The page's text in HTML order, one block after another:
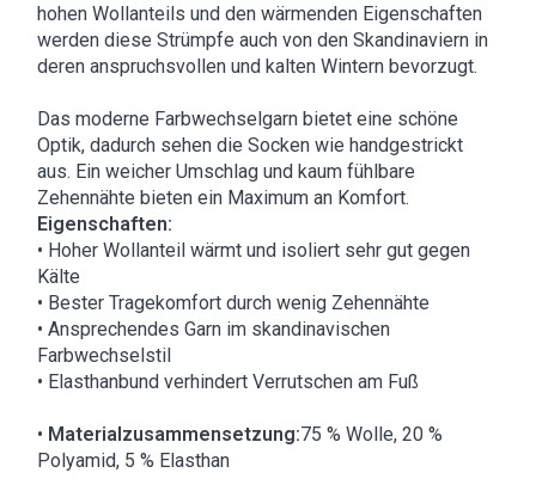
hohen Wollanteils und den wärmenden Eigenschaften
werden diese Strümpfe auch von den Skandinaviern in
deren anspruchsvollen und kalten Wintern bevorzugt.
Das moderne Farbwechselgarn bietet eine schöne
Optik, dadurch sehen die Socken wie handgestrickt
aus. Ein weicher Umschlag und kaum fühlbare
Zehennähte bieten ein Maximum an Komfort.
Eigenschaften:
• Hoher Wollanteil wärmt und isoliert sehr gut gegen
Kälte
• Bester Tragekomfort durch wenig Zehennähte
• Ansprechendes Garn im skandinavischen
Farbwechselstil
• Elasthanbund verhindert Verrutschen am Fuß
• Materialzusammensetzung:75 % Wolle, 20 %
Polyamid, 5 % Elasthan